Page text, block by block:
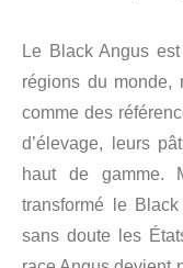
Le Black Angus
régions du monde,
comme des
d’élevage, leurs
haut de gamme.
transformé le
sans doute les